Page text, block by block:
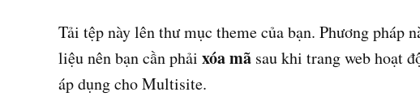
Tải tệp này lên thư mục theme của bạn. Phương pháp
liệu nên bạn cần phải xóa mã sau khi trang web hoạt
áp dụng cho Multisite.